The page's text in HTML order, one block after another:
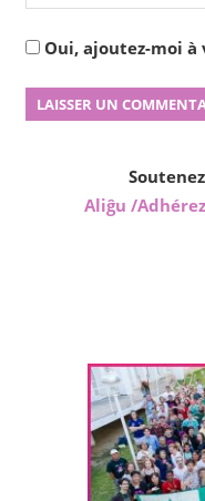
Oui, ajoutez-moi à
Aliĝu /Adhérez